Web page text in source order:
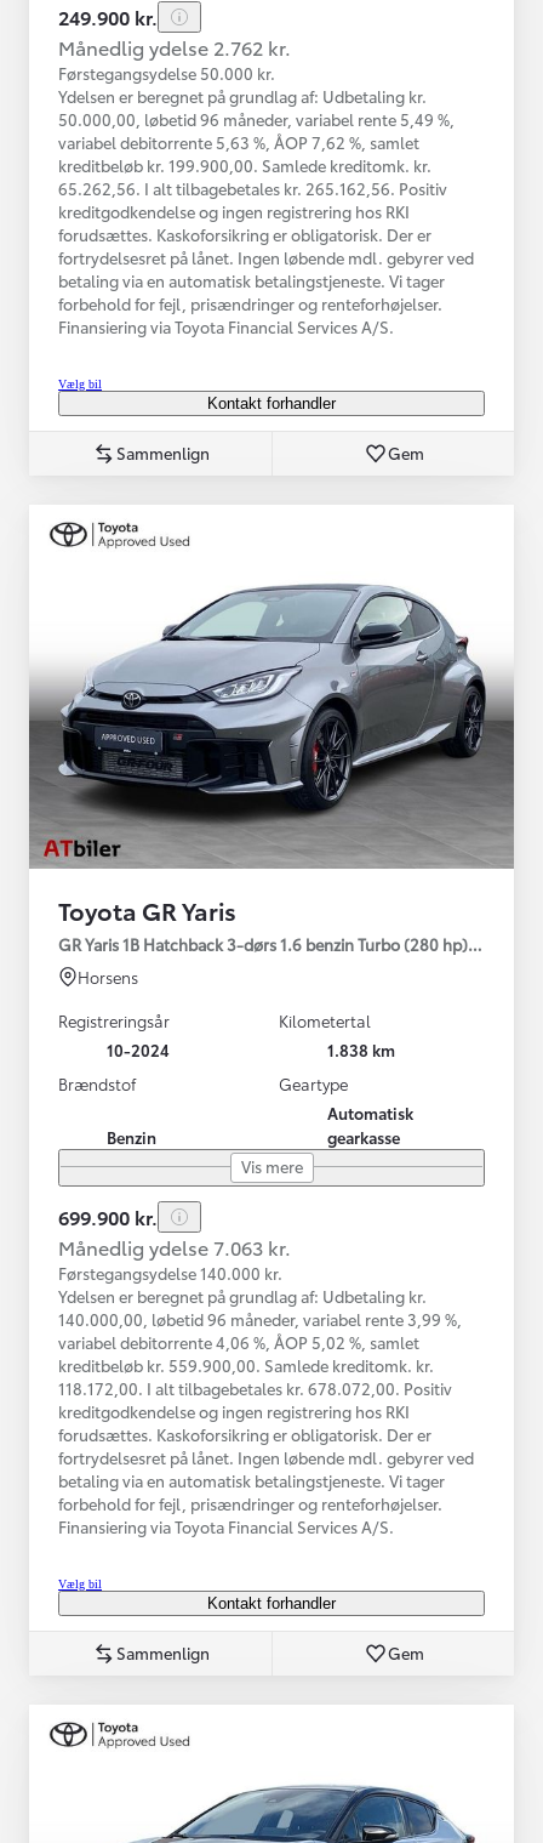
249.900 kr.
Månedlig ydelse 2.762 kr.
Førstegangsydelse 50.000 kr.
Ydelsen er beregnet på grundlag af: Udbetaling kr.
50.000,00, løbetid 96 måneder, variabel rente 5,49 %,
variabel debitorrente 5,63 %, ÅOP 7,62 %, samlet
kreditbeløb kr. 199.900,00. Samlede kreditomk. kr.
65.262,56. I alt tilbagebetales kr. 265.162,56. Positiv
kreditgodkendelse og ingen registrering hos RKI
forudsættes. Kaskoforsikring er obligatorisk. Der er
fortrydelsesret på lånet. Ingen løbende mdl. gebyrer ved
betaling via en automatisk betalingstjeneste. Vi tager
forbehold for fejl, prisændringer og renteforhøjelser.
Finansiering via Toyota Financial Services A/S.
Vælg bil
Kontakt forhandler
Sammenlign Gem
Toyota GR Yaris
GR Yaris 1B Hatchback 3-dørs 1.6 benzin Turbo (280 hp) Aut.
Horsens
Registreringsår
10-2024
Kilometertal
1.838 km
Brændstof
Benzin
Geartype
Automatisk
gearkasse
Vis mere
699.900 kr.
Månedlig ydelse 7.063 kr.
Førstegangsydelse 140.000 kr.
Ydelsen er beregnet på grundlag af: Udbetaling kr.
140.000,00, løbetid 96 måneder, variabel rente 3,99 %,
variabel debitorrente 4,06 %, ÅOP 5,02 %, samlet
kreditbeløb kr. 559.900,00. Samlede kreditomk. kr.
118.172,00. I alt tilbagebetales kr. 678.072,00. Positiv
kreditgodkendelse og ingen registrering hos RKI
forudsættes. Kaskoforsikring er obligatorisk. Der er
fortrydelsesret på lånet. Ingen løbende mdl. gebyrer ved
betaling via en automatisk betalingstjeneste. Vi tager
forbehold for fejl, prisændringer og renteforhøjelser.
Finansiering via Toyota Financial Services A/S.
Vælg bil
Kontakt forhandler
Sammenlign Gem